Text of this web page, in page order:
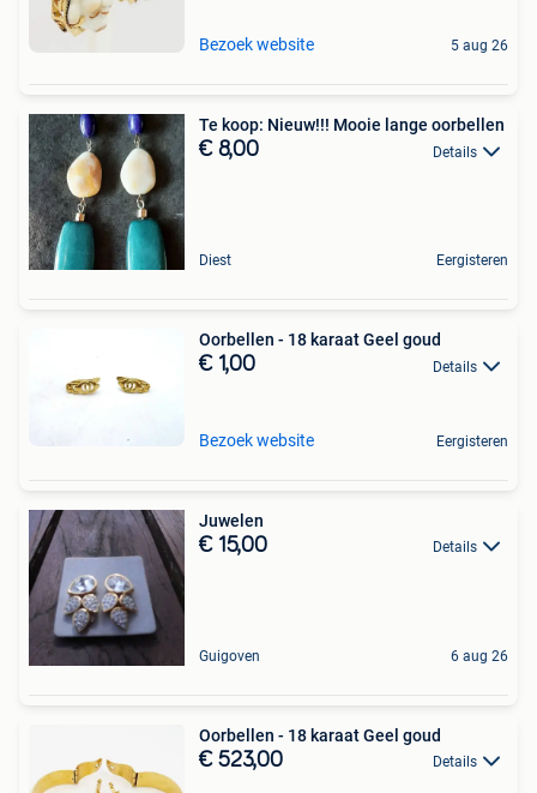
Bezoek website 5 aug 26
Te koop: Nieuw!!! Mooie lange oorbellen
€ 8,00 Details
Diest Eergisteren
Oorbellen - 18 karaat Geel goud
€ 1,00 Details
Bezoek website Eergisteren
Juwelen
€ 15,00 Details
Guigoven 6 aug 26
Oorbellen - 18 karaat Geel goud
€ 523,00 Details